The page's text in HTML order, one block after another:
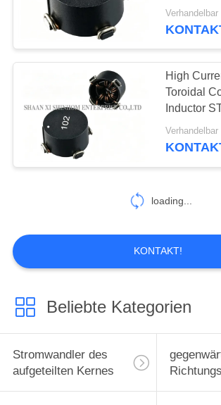
hohe
Chipinduktor
Tonfrequenz-
Transformator
DC-
High
Toroidal
Inductor
200μH-
EMI/RFI-
loading...
KONTAKT!
Beliebte Kategorien
Stromwandler des
aufgeteilten Kernes